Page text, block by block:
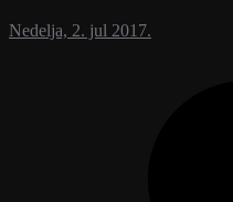
Nedelja, 2. jul 2017.